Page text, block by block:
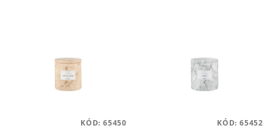
KÓD: 65450 KÓD: 65452